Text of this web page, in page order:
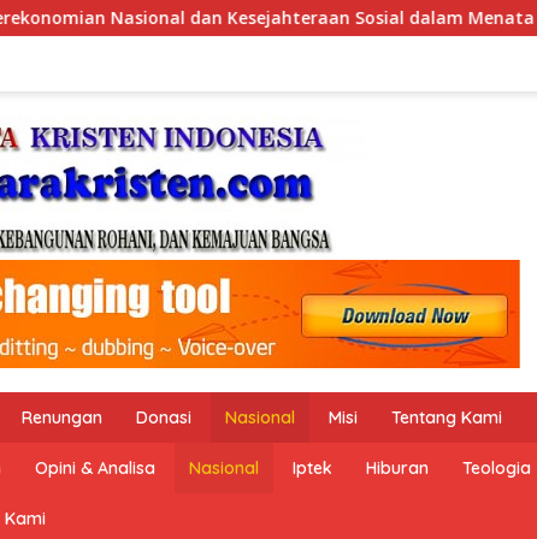
dalam Menata Bangsa Menuju Indonesia Emas 2045”,
Renungan Donasi Nasional Misi Tentang Kami
Opini & Analisa Nasional Iptek Hiburan Teologia
Kami